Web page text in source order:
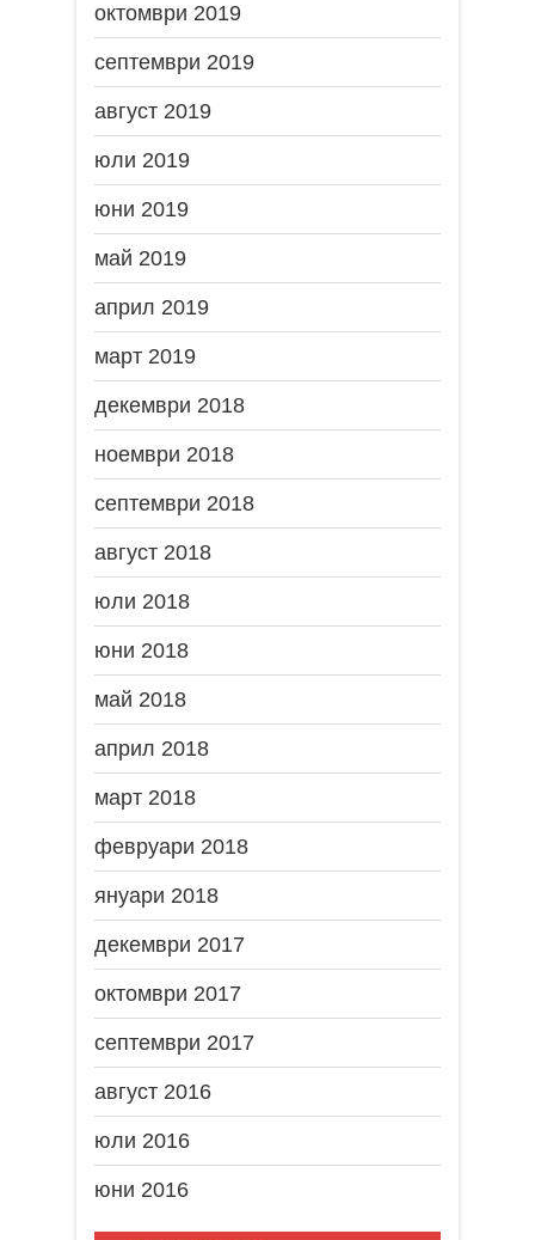
октомври 2019
септември 2019
август 2019
юли 2019
юни 2019
май 2019
април 2019
март 2019
декември 2018
ноември 2018
септември 2018
август 2018
юли 2018
юни 2018
май 2018
април 2018
март 2018
февруари 2018
януари 2018
декември 2017
октомври 2017
септември 2017
август 2016
юли 2016
юни 2016